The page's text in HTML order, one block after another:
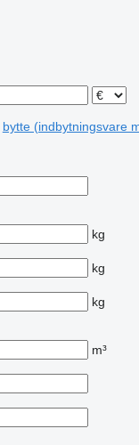
bytte (indbytningsvare
kg
kg
kg
m³